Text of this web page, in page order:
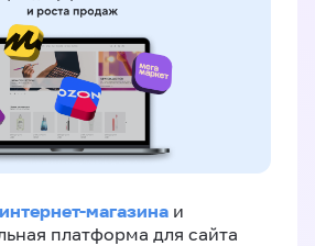
магазина и
платформа для сайта